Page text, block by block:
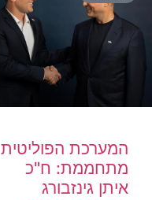
המערכת הפוליטית
מתחממת: ח"כ
איתן גינזבורג